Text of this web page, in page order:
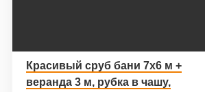
Красивый сруб бани 7х6 м +
веранда 3 м, рубка в чашу,